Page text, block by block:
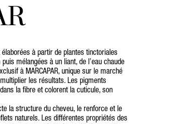
élaborées à partir de plantes tinctoriales
mélangées à un liant, de l’eau chaude
à MARCAPAR, unique sur le marché
les résultats. Les pigments
la fibre et colorent la cuticule, son
la structure du cheveu, le renforce et le
naturels. Les différentes propriétés des